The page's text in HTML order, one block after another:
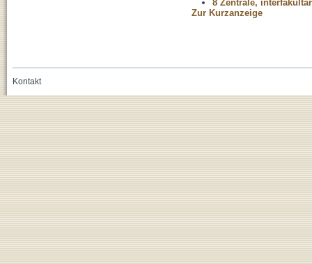
8 Zentrale,
Zur Kurzanzeige
Kontakt